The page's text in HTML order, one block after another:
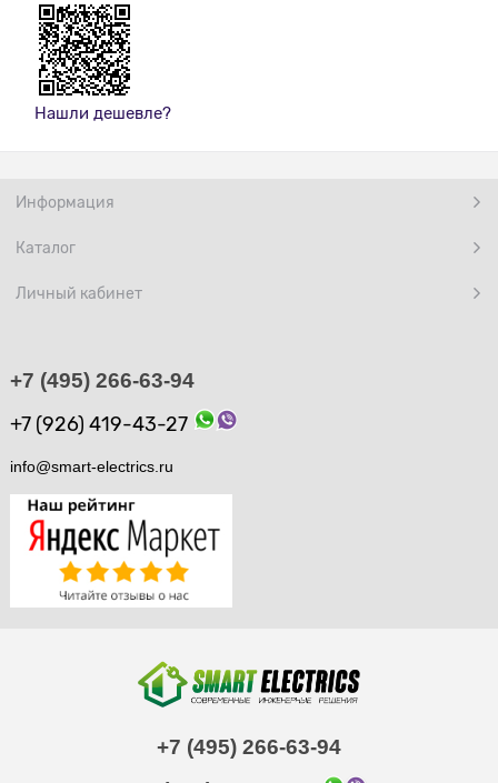
Нашли дешевле?
Информация
Каталог
Личный кабинет
+7 (495) 266-63-94
+7 (926) 419-43-27
info@smart-electrics.ru
+7 (495) 266-63-94